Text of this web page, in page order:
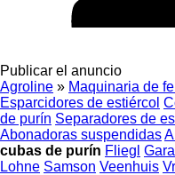
Publicar el anuncio
Agroline » Maquinaria de
Esparcidores de estiércol
de purín Separadores de
Abonadoras suspendidas
cubas de purín Fliegl
Lohne Samson Veenhuis